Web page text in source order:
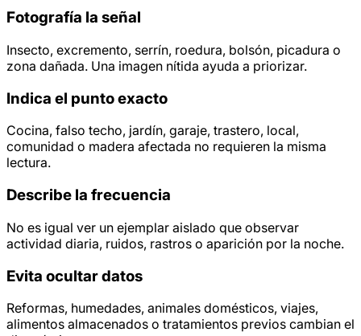
Fotografía la señal
Insecto, excremento, serrín, roedura, bolsón, picadura o
zona dañada. Una imagen nítida ayuda a priorizar.
Indica el punto exacto
Cocina, falso techo, jardín, garaje, trastero, local,
comunidad o madera afectada no requieren la misma
lectura.
Describe la frecuencia
No es igual ver un ejemplar aislado que observar
actividad diaria, ruidos, rastros o aparición por la noche.
Evita ocultar datos
Reformas, humedades, animales domésticos, viajes,
alimentos almacenados o tratamientos previos cambian el